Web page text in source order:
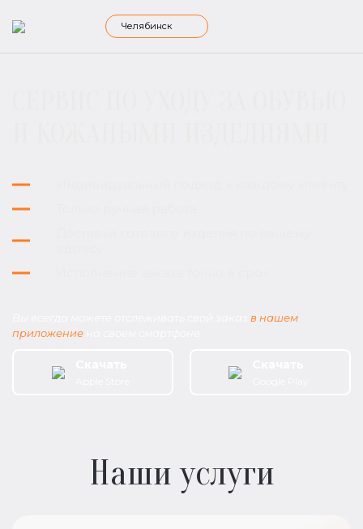
Челябинск
в нашем
приложение
Наши услуги